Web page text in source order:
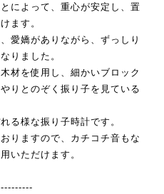
によって、重心が安定し、置
ます。
愛嬌がありながら、ずっしり
りました。
材を使用し、細かいブロック
りとのぞく振り子を見ている
る様な振り子時計です。
りますので、カチコチ音もな
いただけます。